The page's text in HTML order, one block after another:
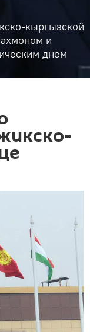
кыргызской
и
днем